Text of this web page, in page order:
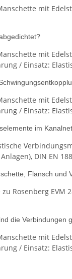
mit
mit
/ Einsatz:
mit
/ Einsatz:
im
DIN EN
Flansch und
Rosenberg
die Verbindungen
mit
/ Einsatz: